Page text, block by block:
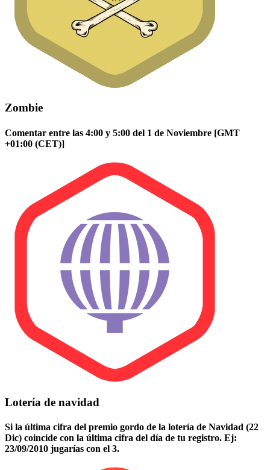
Zombie
Comentar entre las 4:00 y 5:00 del 1 de Noviembre [GMT
+01:00 (CET)]
Lotería de navidad
Si la última cifra del premio gordo de la lotería de Navidad (22
Dic) coincide con la última cifra del día de tu registro. Ej:
23/09/2010 jugarías con el 3.